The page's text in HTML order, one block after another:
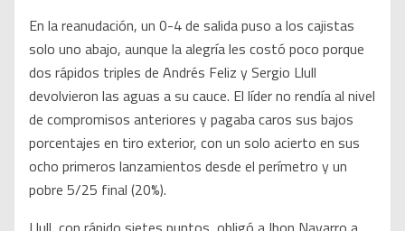
En la reanudación, un 0-4 de salida puso a los cajistas
solo uno abajo, aunque la alegría les costó poco porque
dos rápidos triples de Andrés Feliz y Sergio Llull
devolvieron las aguas a su cauce. El líder no rendía al nivel
de compromisos anteriores y pagaba caros sus bajos
porcentajes en tiro exterior, con un solo acierto en sus
ocho primeros lanzamientos desde el perímetro y un
pobre 5/25 final (20%).